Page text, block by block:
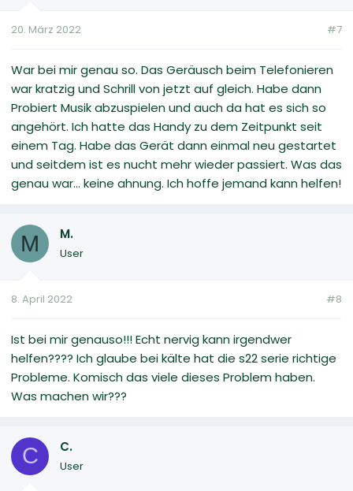
20. März 2022 #7
War bei mir genau so. Das Geräusch beim Telefonieren
war kratzig und Schrill von jetzt auf gleich. Habe dann
Probiert Musik abzuspielen und auch da hat es sich so
angehört. Ich hatte das Handy zu dem Zeitpunkt seit
einem Tag. Habe das Gerät dann einmal neu gestartet
und seitdem ist es nucht mehr wieder passiert. Was das
genau war... keine ahnung. Ich hoffe jemand kann helfen!
M M.
User
8. April 2022 #8
Ist bei mir genauso!!! Echt nervig kann irgendwer
helfen???? Ich glaube bei kälte hat die s22 serie richtige
Probleme. Komisch das viele dieses Problem haben.
Was machen wir???
C C.
User